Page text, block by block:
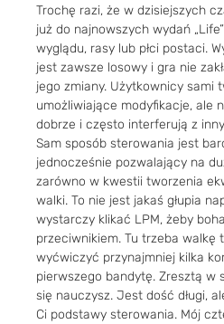
Trochę razi, że w dzisiejszych
już do najnowszych wydań
wyglądu, rasy lub płci postaci.
jest zawsze losowy i gra nie
jego zmiany. Użytkownicy sami
umożliwiające modyfikacje, ale
dobrze i często interferują z
Sam sposób sterowania jest
jednocześnie pozwalający na
zarówno w kwestii tworzenia
walki. To nie jest jakaś głupia
wystarczy klikać LPM, żeby
przeciwnikiem. Tu trzeba walkę
wyćwiczyć przynajmniej kilka
pierwszego bandytę. Zresztą w
się nauczysz. Jest dość długi,
Ci podstawy sterowania. Mój